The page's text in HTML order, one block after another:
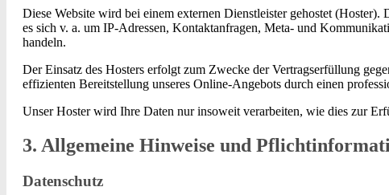
Diese Website wird bei einem externen Dienstleister gehostet (Hoster).
es sich v. a. um IP-Adressen, Kontaktanfragen, Meta- und
handeln.
Der Einsatz des Hosters erfolgt zum Zwecke der Vertragserfüllung
effizienten Bereitstellung unseres Online-Angebots durch einen
Unser Hoster wird Ihre Daten nur insoweit verarbeiten, wie dies zur
3. Allgemeine Hinweise und
Datenschutz